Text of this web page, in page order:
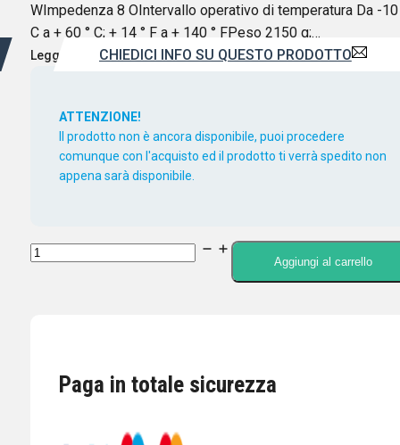
WImpedenza 8 OIntervallo operativo di temperatura Da -10
C a + 60 ° C; + 14 ° F a + 140 ° FPeso 2150 g;…
Leggi di più CHIEDICI INFO SU QUESTO PRODOTTO
ATTENZIONE!
Il prodotto non è ancora disponibile, puoi procedere
comunque con l'acquisto ed il prodotto ti verrà spedito non
appena sarà disponibile.
ICOM
Aggiungi al carrello
Paga in totale sicurezza